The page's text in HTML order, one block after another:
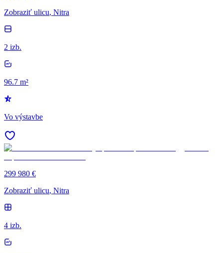
Zobraziť ulicu, Nitra
2 izb.
96.7 m²
Vo výstavbe
299 980 €
Zobraziť ulicu, Nitra
4 izb.